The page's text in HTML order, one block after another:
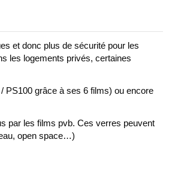
et donc plus de sécurité pour les
les logements privés, certaines
PS100 grâce à ses 6 films) ou encore
par les films pvb. Ces verres peuvent
open space…)